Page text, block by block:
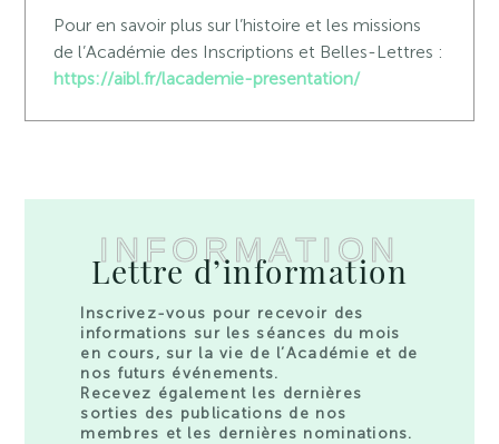
Pour en savoir plus sur l’histoire et les missions
de l’Académie des Inscriptions et Belles-Lettres :
https://aibl.fr/lacademie-presentation/
INFORMATION
Lettre d’information
Inscrivez-vous pour recevoir des
informations sur les séances du mois
en cours, sur la vie de l’Académie et de
nos futurs événements.
Recevez également les dernières
sorties des publications de nos
membres et les dernières nominations.